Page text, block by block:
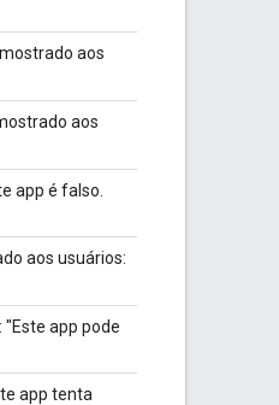
aos
aos
app é falso.
aos usuários:
app pode
app tenta